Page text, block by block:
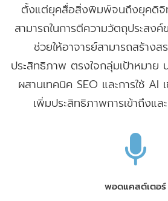
ตั้งแต่ยุคสื่อสิ่งพิมพ์จนถึงยุคดิจิ
สามารถในการตีความวัตถุประสง
ช่วยให้อาจารย์สามารถสร้าง
ประสิทธิภาพ ตรงใจกลุ่มเป้าหมาย
ผสานเทคนิค SEO และการใช้ AI
เพิ่มประสิทธิภาพการเข้าถึงแ
พอดแคสต์เตอร์